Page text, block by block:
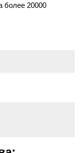
более 20000